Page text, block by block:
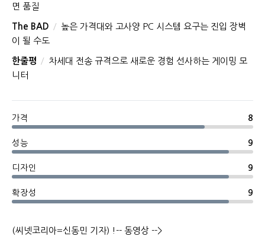
면 품질
The BAD
높은 가격대와 고사양 PC 시스템 요구는 진입 장벽
이 될 수도
한줄평
차세대 전송 규격으로 새로운 경험 선사하는 게이밍 모
니터
가격 8
성능 9
디자인 9
확장성 9
(씨넷코리아=신동민 기자) !-- 동영상 -->